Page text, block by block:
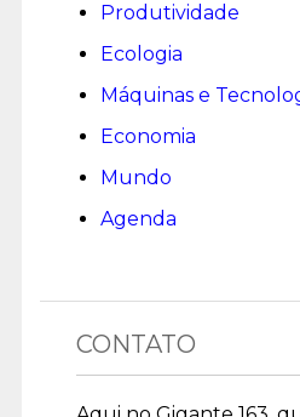
Produtividade
Ecologia
Máquinas e
Economia
Mundo
Agenda
CONTATO